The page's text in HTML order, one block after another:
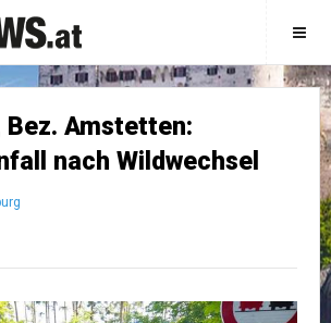
Amstetten:
nach Wildwechsel